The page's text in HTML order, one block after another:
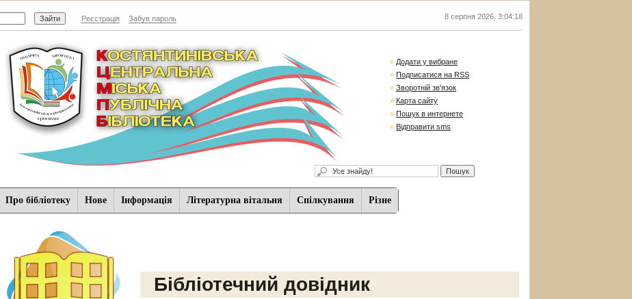
Реєстрація Забув пароль 8 серпня 2026 3:04:19
» Додати у вибране
» Подписатися на RSS
» Зворотній зв'язок
» Карта сайту
» Пошук в интернете
» Відправити sms
Про бібліотеку Нове Iнформацiя Літературна вітальня Спiлкування Різне
Бібліотечний довідник